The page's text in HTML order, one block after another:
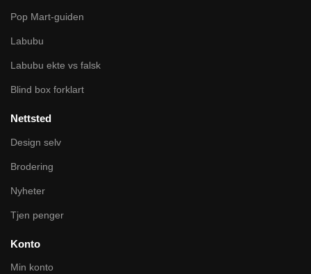
Pop Mart-guiden
Labubu
Labubu ekte vs falsk
Blind box forklart
Nettsted
Design selv
Brodering
Nyheter
Tjen penger
Konto
Min konto